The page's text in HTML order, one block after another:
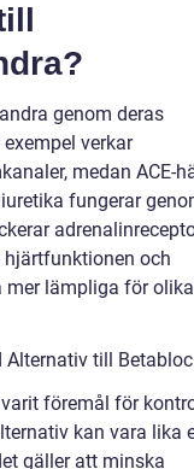
genom deras
verkar
medan ACE-
fungerar
och
mer lämpliga för olika
till
föremål för
kan vara lika
gäller att minska